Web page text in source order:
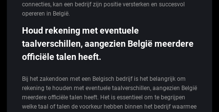
connecties, kan een bedrijf zijn positie versterken en succesvol
opereren in België.
Houd rekening met eventuele
taalverschillen, aangezien België meerdere
officiële talen heeft.
Bij het zakendoen met een Belgisch bedrijf is het belangrijk om
rekening te houden met eventuele taalverschillen, aangezien België
meerdere officiële talen heeft. Het is essentieel om te begrijpen
welke taal of talen de voorkeur hebben binnen het bedrijf waarmee